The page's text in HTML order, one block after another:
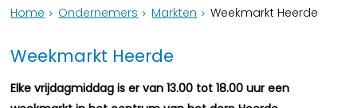
Home Ondernemers Markten Weekmarkt Heerde
Weekmarkt Heerde
Elke vrijdagmiddag is er van 13.00 tot 18.00 uur een